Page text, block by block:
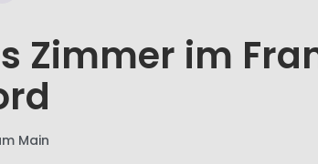
Zimmer im
Main